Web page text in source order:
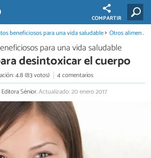
COMPARTIR
beneficiosos para una vida saludable Otros alimentos beneficiosos para una vida saludable
para una vida saludable
desintoxicar el cuerpo
4.8 (83 votos)
4 comentarios
Editora Sénior.Actualizado: 20 enero 2017